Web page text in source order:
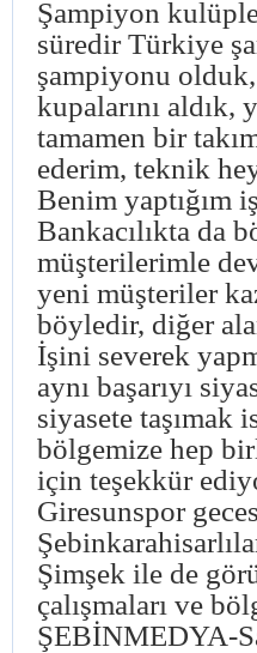
Şampiyon
süredir Türkiye
şampiyonu
kupalarını aldık,
tamamen bir
ederim, teknik
Benim yaptığım
Bankacılıkta da
müşterilerimle
yeni müşteriler
böyledir, diğer
İşini severek
aynı başarıyı
siyasete taşımak
bölgemize hep
için teşekkür
Giresunspor
Şimşek ile de
çalışmaları ve
ŞEBİNMEDYA-